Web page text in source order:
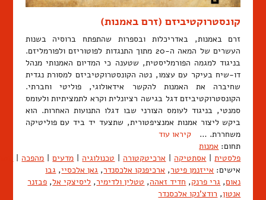
קונסטרוקטיביזם (זרם באמנות)
זרם באמנות, באדריכלות ובספרות שהתפתח ברוסיה בשנות
העשרים של המאה ה-20 מתוך התנגדות לפוטוריזם ולפורמליזם.
בניגוד למגמה הפורמליסטית, שטענה כי המדיום האמנותי מנהל
דו-שיח בעיקר עם עצמו, נטה הקונסטרוקטיביזם למסורת נגדית
שחיברה את האמנות להקשר אידאולוגי, פוליטי וחברתי.
הקונסטרוקטיביזם דגל בגישה רציונלית וקרא לתמציתיות ולעומס
סמנטי, בניגוד לעומס הצורני שבו דגלו התנועות האחרות. הוא
ביקש ליצור אמנות אמנציפטורית, שתצעד יד ביד עם פוליטיקה
משחררת. … קיראו עוד
תחום: אמנות
פלסטית | אסתטיקה | ארכיטקטורה | טכנולוגיה | מדעים | מהפכה |
אישים: אייזנמן פיטר, ארכיפנקו אלכסנדר, גאן אלכסיי, גבו
נאום, גרי פרנק, חדיד זאהה, טטלין ולדימיר, ליסיצקי אל, פבזנר
אנטון, רודצ'נקו אלכסנדר